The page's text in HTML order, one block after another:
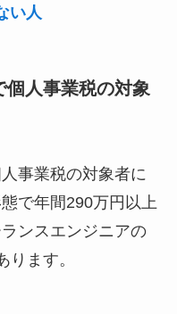
い人
個人事業税の対象
事業税の対象者に
で年間290万円以上
ンスエンジニアの
ます。